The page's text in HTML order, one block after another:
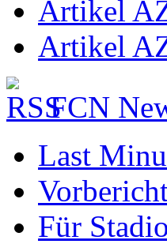
Artikel
Artikel
FCN
Last
Für